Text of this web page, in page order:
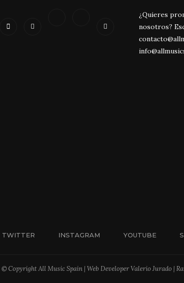
¿Quieres
nosotros?
TWITTER INSTAGRAM YOUTUBE
© Copyright All Music Spain | Web Developer Valerio Jurado |